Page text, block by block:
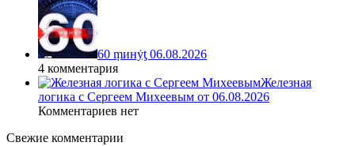
60 ṃинẏƫ 06.08.2026
4 комментария
Железная
логика с Сергеем Михеевым от 06.08.2026
Комментариев нет
Свежие комментарии